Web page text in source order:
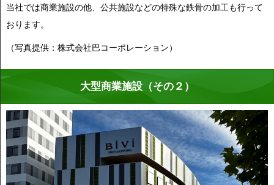
当社では商業施設の他、公共施設などの特殊な鉄骨の加工も行って
おります。
（写真提供：株式会社巴コーポレーション）
大型商業施設（その２）